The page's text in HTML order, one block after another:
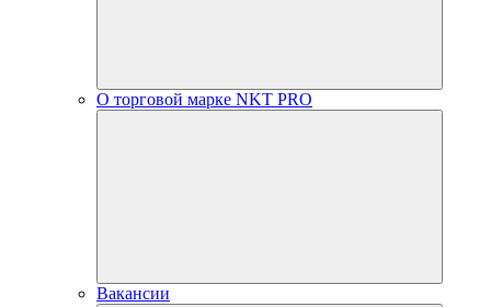
О торговой марке NKT PRO
Вакансии